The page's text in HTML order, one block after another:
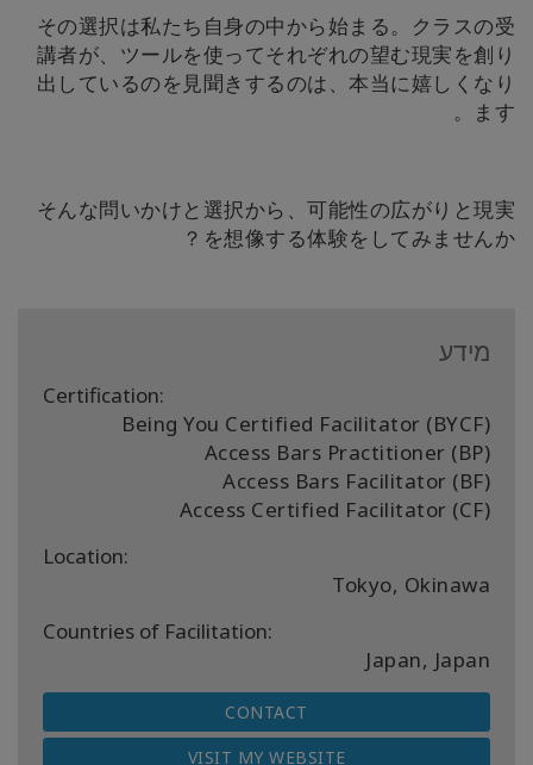
その選択は私たち自身の中から始まる。クラスの受
講者が、ツールを使ってそれぞれの望む現実を創り
出しているのを見聞きするのは、本当に嬉しくなり
ます。
そんな問いかけと選択から、可能性の広がりと現実
を想像する体験をしてみませんか？
מידע
Certification:
Being You Certified Facilitator (BYCF)
Access Bars Practitioner (BP)
Access Bars Facilitator (BF)
Access Certified Facilitator (CF)
Location:
Tokyo, Okinawa
Countries of Facilitation:
Japan, Japan
CONTACT
VISIT MY WEBSITE